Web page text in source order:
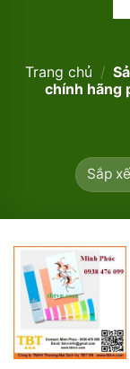
Trang chủ /
chính hãng